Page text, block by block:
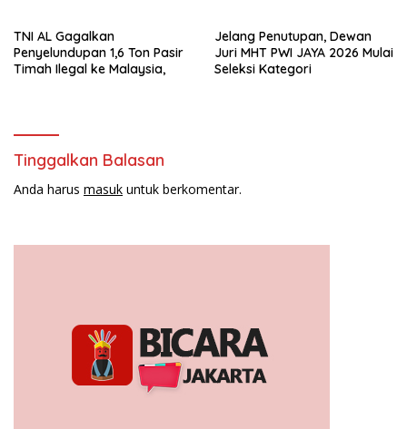
TNI AL Gagalkan
Penyelundupan 1,6 Ton Pasir
Timah Ilegal ke Malaysia,
Jelang Penutupan, Dewan
Juri MHT PWI JAYA 2026 Mulai
Seleksi Kategori
Tinggalkan Balasan
Anda harus masuk untuk berkomentar.